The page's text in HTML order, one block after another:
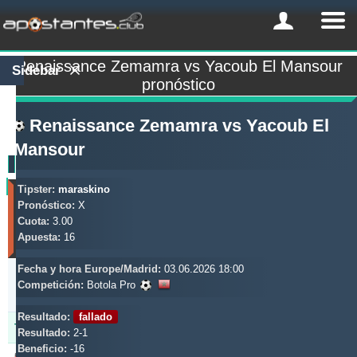
Renaissance Zemamra vs Yacoub El Mansour
pronóstico
Renaissance Zemamravs Yacoub El
Mansour
Tipster: maraskino
Pronóstico: X
Cuota: 3.00
Apuesta: 16
Fecha y hora Europe/Madrid: 03.06.2026 18:00
Competición: Botola Pro
Resultado:
fallado
Resultado: 2-1
Beneficio: -16
Sidebar
Tipster
Beneficio
(Últimos
30
días)
Actualizado:
0d
21h
Tipster